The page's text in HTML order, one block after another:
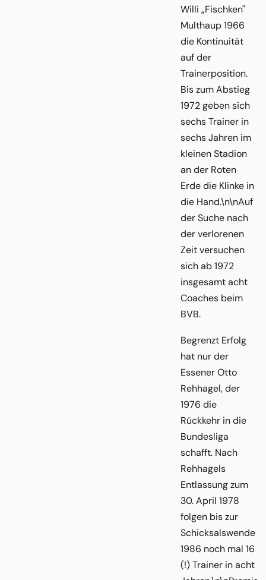
Willi „Fischken"
Multhaup 1966
die Kontinuität
auf der
Trainerposition.
Bis zum Abstieg
1972 geben sich
sechs Trainer in
sechs Jahren im
kleinen Stadion
an der Roten
Erde die Klinke in
die Hand.\n\nAuf
der Suche nach
der verlorenen
Zeit versuchen
sich ab 1972
insgesamt acht
Coaches beim
BVB.
Begrenzt Erfolg
hat nur der
Essener Otto
Rehhagel, der
1976 die
Rückkehr in die
Bundesliga
schafft. Nach
Rehhagels
Entlassung zum
30. April 1978
folgen bis zur
Schicksalswende
1986 noch mal 16
(!) Trainer in acht